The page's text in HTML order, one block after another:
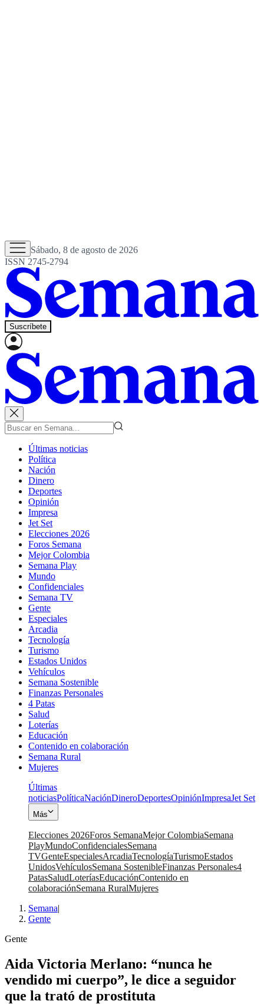
Sábado, 8 de agosto de 2026
ISSN 2745-2794
Suscríbete
Últimas noticias
Política
Nación
Dinero
Deportes
Opinión
Impresa
Jet Set
Elecciones 2026
Foros Semana
Mejor Colombia
Semana Play
Mundo
Confidenciales
Semana TV
Gente
Especiales
Arcadia
Tecnología
Turismo
Estados Unidos
Vehículos
Semana Sostenible
Finanzas Personales
4 Patas
Salud
Loterías
Educación
Contenido en colaboración
Semana Rural
Mujeres
Últimas
noticiasPolíticaNaciónDineroDeportesOpiniónImpresaJet Set
Más
Elecciones 2026Foros SemanaMejor ColombiaSemana
PlayMundoConfidencialesSemana
TVGenteEspecialesArcadiaTecnologíaTurismoEstados
UnidosVehículosSemana SostenibleFinanzas Personales4
PatasSaludLoteríasEducaciónContenido en
colaboraciónSemana RuralMujeres
Semana|
Gente
Gente
Aida Victoria Merlano: “nunca he
vendido mi cuerpo”, le dice a seguidor
que la trató de prostituta